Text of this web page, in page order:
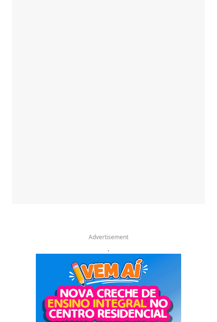
Advertisement
.